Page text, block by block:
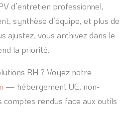
d’entretien professionnel,
synthèse d’équipe, et plus de
ajustez, vous archivez dans le
la priorité.
RH ? Voyez notre
— hébergement UE, non-
comptes rendus face aux outils